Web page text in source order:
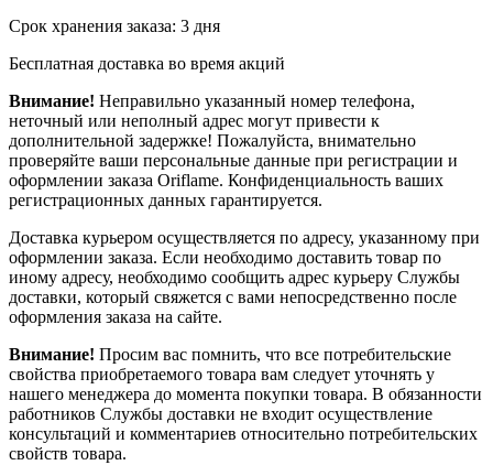
Срок хранения заказа: 3 дня
Бесплатная доставка во время акций
Внимание! Неправильно указанный номер телефона,
неточный или неполный адрес могут привести к
дополнительной задержке! Пожалуйста, внимательно
проверяйте ваши персональные данные при регистрации и
оформлении заказа Oriflame. Конфиденциальность ваших
регистрационных данных гарантируется.
Доставка курьером осуществляется по адресу, указанному при
оформлении заказа. Если необходимо доставить товар по
иному адресу, необходимо сообщить адрес курьеру Службы
доставки, который свяжется с вами непосредственно после
оформления заказа на сайте.
Внимание! Просим вас помнить, что все потребительские
свойства приобретаемого товара вам следует уточнять у
нашего менеджера до момента покупки товара. В обязанности
работников Службы доставки не входит осуществление
консультаций и комментариев относительно потребительских
свойств товара.